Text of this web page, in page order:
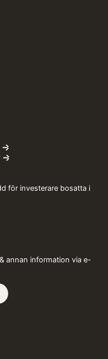
för investerare bosatta i
annan information via e-